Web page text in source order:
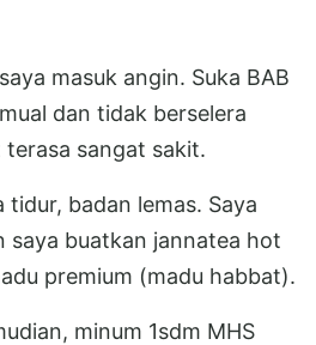
masuk angin. Suka BAB
dan tidak berselera
sangat sakit.
badan lemas. Saya
saya buatkan jannatea hot
premium (madu habbat).
minum 1sdm MHS